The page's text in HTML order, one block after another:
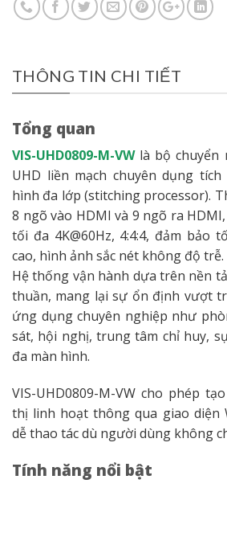
THÔNG TIN CHI TIẾT
Tổng quan
VIS-UHD0809-M-VWlà bộ chuyển
UHD liền mạch chuyên dụng
hình đa lớp (stitching processor).
8 ngõ vào HDMI và 9 ngõ ra
tối đa 4K@60Hz, 4:4:4, đảm bảo
cao, hình ảnh sắc nét không độ trễ.
Hệ thống vận hành dựa trên nền
thuần, mang lại sự ổn định vượt
ứng dụng chuyên nghiệp như
sát, hội nghị, trung tâm chỉ huy,
đa màn hình.
VIS-UHD0809-M-VW cho phép
thị linh hoạt thông qua giao diện
dễ thao tác dù người dùng không
Tính năng nổi bật